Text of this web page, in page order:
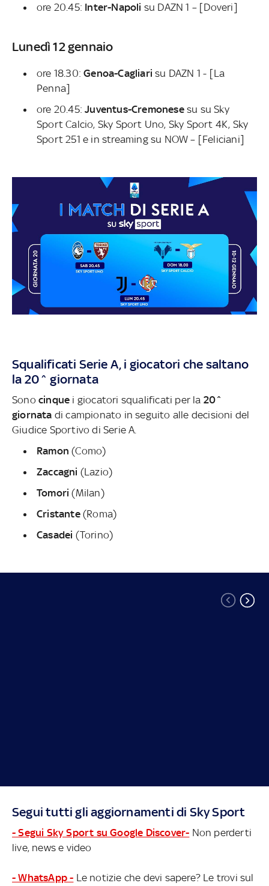
ore 20.45: Inter-Napoli su DAZN 1 – [Doveri]
Lunedì 12 gennaio
ore 18.30:Genoa-Cagliari su DAZN 1 - [La
Penna]
ore 20.45:Juventus-Cremonesesu su Sky
Sport Calcio, Sky Sport Uno, Sky Sport 4K, Sky
Sport 251 e in streaming su NOW – [Feliciani]
Squalificati Serie A, i giocatori che saltano
la 20^ giornata
Sono cinque i giocatori squalificati per la 20^
giornata di campionato in seguito alle decisioni del
Giudice Sportivo di Serie A.
Ramon(Como)
Zaccagni (Lazio)
Tomori(Milan)
Cristante (Roma)
Casadei (Torino)
Segui tutti gli aggiornamenti di Sky Sport
- Segui Sky Sport su Google Discover- Non perderti
live, news e video
- WhatsApp - Le notizie che devi sapere? Le trovi sul